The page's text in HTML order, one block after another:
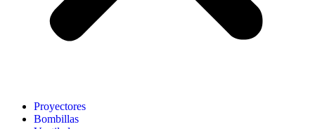
Proyectores
Bombillas